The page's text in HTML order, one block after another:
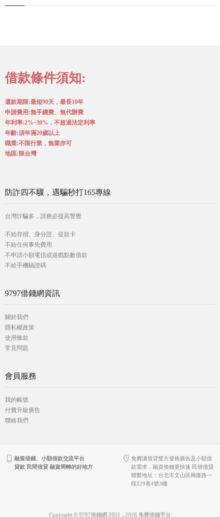
借款條件須知:
還款期限:最短90天，最長10年
申請費用:無手續費、無代辦費
年利率:2%~30%，不超過法定利率
年齡:須年滿20歲以上
職業:不限行業，無業亦可
地區:限台灣
防詐四不驟，遇騙秒打165專線
台灣詐騙多，請務必提高警覺
不給存摺、身分證、提款卡
不給任何事先費用
不申請小額電信或遊戲點數借款
不給手機驗證碼
9797借錢網資訊
關於我們
隱私權政策
使用條款
常見問題
會員服務
我的帳號
付費升級廣告
聯絡我們
融資借錢、小額借款交流平台
貸款 民間借貸 融資周轉的好地方
免費讓借貸雙方發佈廣告及小額借
款需求，融資借錢更快速 民借借貸
聯繫地址︰台北市文山區興隆路一
段229巷4號3樓
Copyright © 9797借錢網 2021 - 2026 免費借錢平台